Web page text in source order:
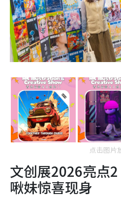
点击图片
文创展2026亮点
啾妹惊喜现身